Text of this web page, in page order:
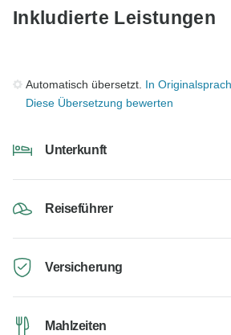
Inkludierte Leistungen
Automatisch übersetzt. In
Diese Übersetzung bewerten
Unterkunft
Reiseführer
Versicherung
Mahlzeiten